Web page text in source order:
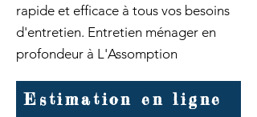
rapide et efficace à tous vos besoins
d'entretien. Entretien ménager en
profondeur à L'Assomption
Estimation en ligne